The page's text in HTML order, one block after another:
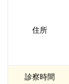
住所
診察時間